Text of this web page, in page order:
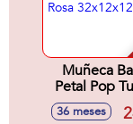
Muñeca
Petal Pop
Rosa
36 meses